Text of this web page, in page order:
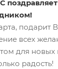
подарит
всех
для
радость!